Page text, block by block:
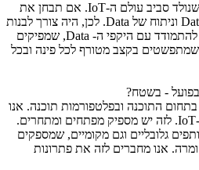
סביב עולם ה-IoT. אם תבחן את
וניתוח של Data. לכן, היה צורך לבנות
להתמודד עם היקפי ה- Data, שמפיקים
בקצב מטורף לכל פינה ובכל
- בשטח?
התוכנה ובפלטפורמות תוכנה. אנו
IoT. לזה יש מספיק מפתחים ומתחרים.
גלובליים וגם מקומיים, שמספקים
אנו מחברים לזה את פתרונות